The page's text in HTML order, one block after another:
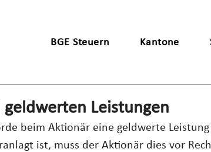
BGE Steuern Kantone
geldwerten Leistungen
beim Aktionär eine geldwerte
ist, muss der Aktionär dies vor